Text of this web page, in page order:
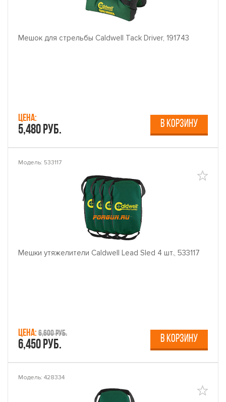
Мешок для стрельбы Caldwell Tack Driver, 191743
Цена:
5,480 руб. В КОРЗИНУ
Модель: 533117
Мешки утяжелители Caldwell Lead Sled 4 шт., 533117
Цена: 6,600 руб.
6,450 руб. В КОРЗИНУ
Модель: 428334